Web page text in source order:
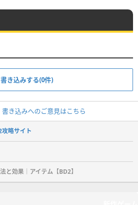
書き込みする(0件)
書き込みへのご意見はこちら
略サイト
と効果｜アイテム【BD2】